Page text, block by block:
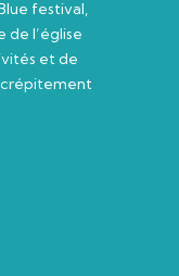
festival,
de l’église
et de
crépitement